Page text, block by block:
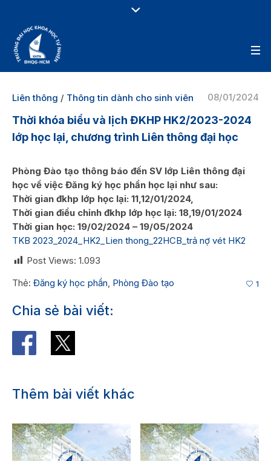
08/01/2024
Liên thông / Thông tin dành cho sinh viên
Thời khóa biểu và lịch ĐKHP HK2/2023-2024
lớp học lại, chương trình Liên thông đại học
Phòng Đào tạo thông báo đến SV lớp Liên thông đại
học về việc Đăng ký học phần học lại như sau:
Thời gian đkhp lớp học lại: 11,12/01/2024,
Thời gian điều chỉnh đkhp lớp học lại: 18,19/01/2024
Thời gian học: 19/02/2024 – 19/05/2024
TKB 2023_2024_HK2_Lien thong_22HCB_trả nợ vét HK2
Post Views: 1.093
Thẻ: Đăng ký học phần, Phòng Đào tạo 1
Chia sẻ bài viết:
Thêm bài viết khác